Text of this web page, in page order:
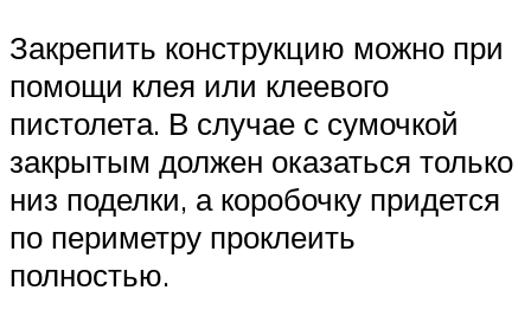
Закрепить конструкцию можно при
помощи клея или клеевого
пистолета. В случае с сумочкой
закрытым должен оказаться только
низ поделки, а коробочку придется
по периметру проклеить
полностью.